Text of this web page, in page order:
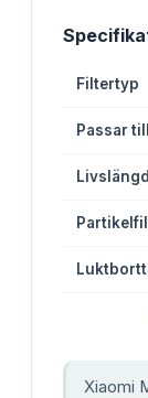
Filtertyp
Passar till
Livslängd
Xiaomi